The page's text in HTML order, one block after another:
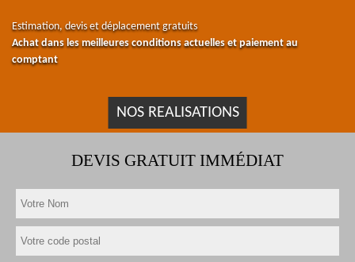
Estimation, devis et déplacement gratuits
Achat dans les meilleures conditions actuelles et paiement au
comptant
NOS REALISATIONS
DEVIS GRATUIT IMMÉDIAT